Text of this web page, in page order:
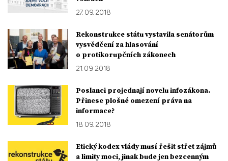
27. 09. 2018
Rekonstrukce státu vystavila senátorům
vysvědčení za hlasování
o protikorupčních zákonech
21. 09. 2018
Poslanci projednají novelu infozákona.
Přinese plošné omezení práva na
informace?
18. 09. 2018
Etický kodex vlády musí řešit střet zájmů
a limity moci, jinak bude jen bezcenným